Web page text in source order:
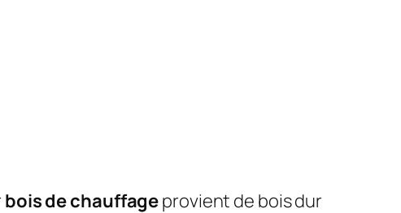
bois de chauffageprovient de bois dur